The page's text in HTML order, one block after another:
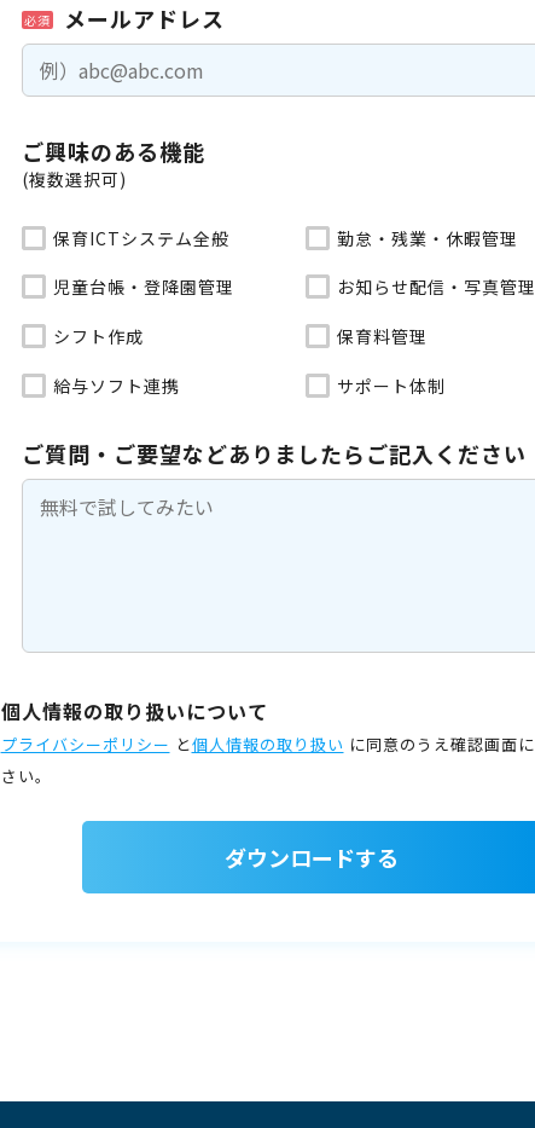
必須 メールアドレス
ご興味のある機能
(複数選択可)
保育ICTシステム全般 勤怠・残業・休暇管理
児童台帳・登降園管理 お知らせ配信・写真管理
シフト作成 保育料管理
給与ソフト連携 サポート体制
ご質問・ご要望などありましたらご記入ください
個人情報の取り扱いについて
プライバシーポリシー と個人情報の取り扱い に同意のうえ確認画面に
さい。
ダウンロードする